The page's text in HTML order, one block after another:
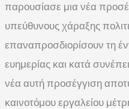
παρουσίασε μια νέα
υπεύθυνους χάραξης
επαναπροσδιορίσουν τη
ευημερίας και κατά
νέα αυτή προσέγγιση
καινοτόμου εργαλείου